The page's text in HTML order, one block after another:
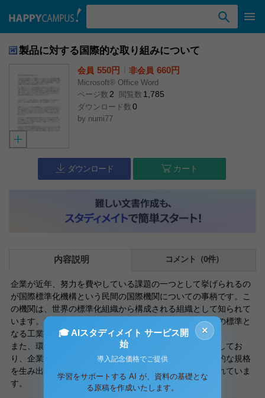
製品に対する国際的な取り組みについて
会員 550円 非会員 660円
Microsoft® Office Word
ページ数 2 閲覧数 1,785
ダウンロード数 0
by numi77
ダウンロード カート
内容説明 コメント（0件）
企業が近年、努力を費やしている課題の一つとして挙げられるの
が国際標準化機構という民間の国際機関についての事柄です。こ
の機関は、世界の標準化組織から構成される組織として知られて
います。組織は、国際的な非政府間機構として、全世界の標準と
なる工業規格や品質管理規格などを策定しています。
また、環境マネジメントシステムの国際規格なども策定してお
り、企業はこのシステムの導入を検討しています。世界的な規格
を生み出し、その普及に努めてきている組織として知られていま
す。
×
🎓 AIスタディメイト サービス開
始
導入記念価格でご提供
学習をサポートする AI が、資料の基礎とな
る原稿を作成いたします。